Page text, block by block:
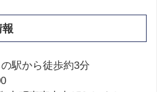
駅から徒歩約3分